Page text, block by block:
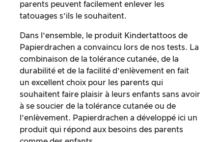
parents peuvent facilement enlever les
tatouages s’ils le souhaitent.
Dans l’ensemble, le produit Kindertattoos de
Papierdrachen a convaincu lors de nos tests. La
combinaison de la tolérance cutanée, de la
durabilité et de la facilité d’enlèvement en fait
un excellent choix pour les parents qui
souhaitent faire plaisir à leurs enfants sans avoir
à se soucier de la tolérance cutanée ou de
l’enlèvement. Papierdrachen a développé ici un
produit qui répond aux besoins des parents